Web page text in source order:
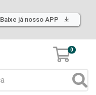
Baixe já nosso APP
0